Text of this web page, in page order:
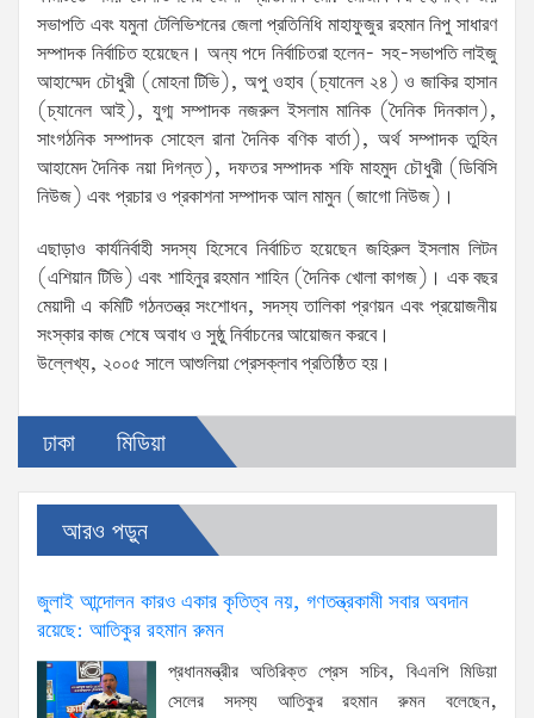
সভাপতি এবং যমুনা টেলিভিশনের জেলা প্রতিনিধি মাহাফুজুর রহমান নিপু সাধারণ
সম্পাদক নির্বাচিত হয়েছেন। অন্য পদে নির্বাচিতরা হলেন- সহ-সভাপতি লাইজু
আহাম্মেদ চৌধুরী (মোহনা টিভি), অপু ওহাব (চ্যানেল ২৪) ও জাকির হাসান
(চ্যানেল আই), যুগ্ম সম্পাদক নজরুল ইসলাম মানিক (দৈনিক দিনকাল),
সাংগঠনিক সম্পাদক সোহেল রানা দৈনিক বণিক বার্তা), অর্থ সম্পাদক তুহিন
আহামেদ দৈনিক নয়া দিগন্ত), দফতর সম্পাদক শফি মাহমুদ চৌধুরী (ডিবিসি
নিউজ) এবং প্রচার ও প্রকাশনা সম্পাদক আল মামুন (জাগো নিউজ)।
এছাড়াও কার্যনির্বাহী সদস্য হিসেবে নির্বাচিত হয়েছেন জহিরুল ইসলাম লিটন
(এশিয়ান টিভি) এবং শাহিনুর রহমান শাহিন (দৈনিক খোলা কাগজ)। এক বছর
মেয়াদী এ কমিটি গঠনতন্ত্র সংশোধন, সদস্য তালিকা প্রণয়ন এবং প্রয়োজনীয়
সংস্কার কাজ শেষে অবাধ ও সুষ্ঠু নির্বাচনের আয়োজন করবে।
উল্লেখ্য, ২০০৫ সালে আশুলিয়া প্রেসক্লাব প্রতিষ্ঠিত হয়।
ঢাকা মিডিয়া
আরও পড়ুন
জুলাই আন্দোলন কারও একার কৃতিত্ব নয়, গণতন্ত্রকামী সবার অবদান
রয়েছে: আতিকুর রহমান রুমন
প্রধানমন্ত্রীর অতিরিক্ত প্রেস সচিব, বিএনপি মিডিয়া
সেলের সদস্য আতিকুর রহমান রুমন বলেছেন,